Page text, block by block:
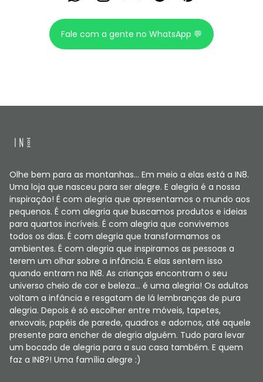
Fale com a gente no WhatsApp 💬
Olhe bem para as montanhas... Em meio a elas está a IN8.
Uma loja que nasceu para ser alegre. E alegria é a nossa
inspiração! É com alegria que apresentamos o mundo aos
pequenos. É com alegria que buscamos produtos e ideias
para quartos incríveis. É com alegria que convivemos
todos os dias. É com alegria que transformamos os
ambientes. É com alegria que inspiramos as pessoas a
terem um olhar sobre a infância. E elas sentem isso
quando entram na IN8. As crianças encontram o seu
universo cheio de cor e beleza... é uma alegria! Os adultos
voltam a infância e resgatam de lá lembranças de pura
alegria. Depois é só escolher entre móveis, tapetes,
enxovais, papéis de parede, quadros e adornos, até aquele
presente para encher de alegria alguém. Tudo para levar
um bocado de alegria para a sua casa também. E quem
faz a IN8?! Uma família alegre :)